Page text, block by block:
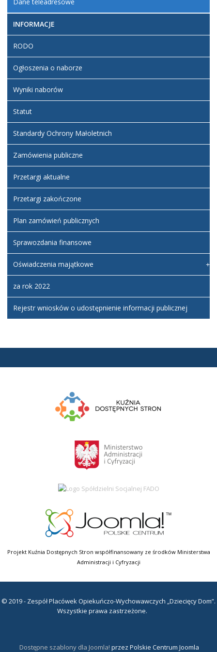
COM_CONTENT_READ_MOREInformacje prawne
Redakcja BIP
W tym dziale znajdą Państwo informacje o administratorach i
Instytucji.
INFORMACJE
RODO
Ogłoszenia o naborze
Wyniki naborów
Statut
Standardy Ochrony Małoletnich
Zamówienia publiczne
Przetargi aktualne
Przetargi zakończone
Plan zamówień publicznych
Sprawozdania finansowe
Oświadczenia majątkowe
za rok 2022
Rejestr wniosków o udostępnienie informacji publicznej
Projekt Kuźnia Dostępnych Stron współfinansowany ze środków Ministerstwa
Administracji i Cyfryzacji
© 2019 - Zespół Placówek Opiekuńczo-Wychowawczych „Dziecięcy Dom”.
Wszystkie prawa zastrzeżone.
Dostępne szablony dla Joomla! przez Polskie Centrum Joomla